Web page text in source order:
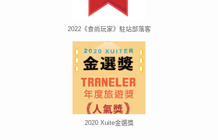
2022《食尚玩家》駐站部落客
2020 Xuite金選獎